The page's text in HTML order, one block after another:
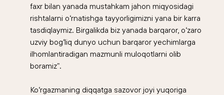
faxr bilan yanada mustahkam jahon miqyosidagi
rishtalarni o‘rnatishga tayyorligimizni yana bir karra
tasdiqlaymiz. Birgalikda biz yanada barqaror, o‘zaro
uzviy bog‘liq dunyo uchun barqaror yechimlarga
ilhomlantiradigan mazmunli muloqotlarni olib
boramiz”.
Ko‘rgazmaning diqqatga sazovor joyi yuqoriga